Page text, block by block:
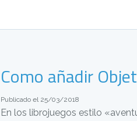
Como añadir
Publicado el 25/03/2018
En los librojuegos estilo